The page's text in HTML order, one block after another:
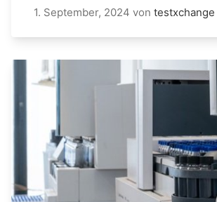
1. September, 2024 von testxchange